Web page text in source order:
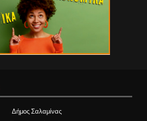
Δήμος Σαλαμίνας